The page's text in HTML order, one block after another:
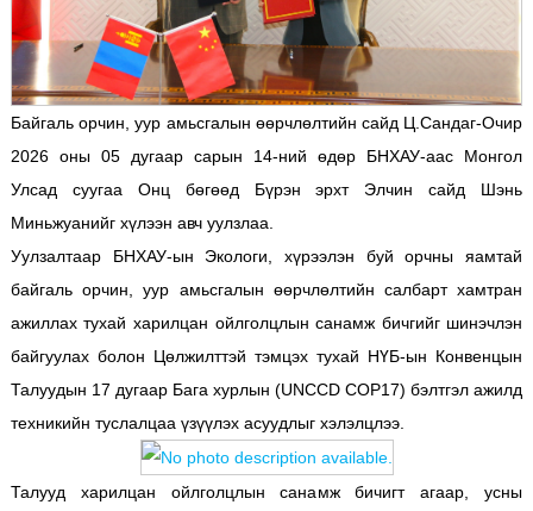
Байгаль орчин, уур амьсгалын өөрчлөлтийн сайд Ц.Сандаг-Очир
2026 оны 05 дугаар сарын 14-ний өдөр БНХАУ-аас Монгол
Улсад суугаа Онц бөгөөд Бүрэн эрхт Элчин сайд Шэнь
Миньжуанийг хүлээн авч уулзлаа.
Уулзалтаар БНХАУ-ын Экологи, хүрээлэн буй орчны яамтай
байгаль орчин, уур амьсгалын өөрчлөлтийн салбарт хамтран
ажиллах тухай харилцан ойлголцлын санамж бичгийг шинэчлэн
байгуулах болон Цөлжилттэй тэмцэх тухай НҮБ-ын Конвенцын
Талуудын 17 дугаар Бага хурлын (UNCCD COP17) бэлтгэл ажилд
техникийн туслалцаа үзүүлэх асуудлыг хэлэлцлээ.
Талууд харилцан ойлголцлын санамж бичигт агаар, усны